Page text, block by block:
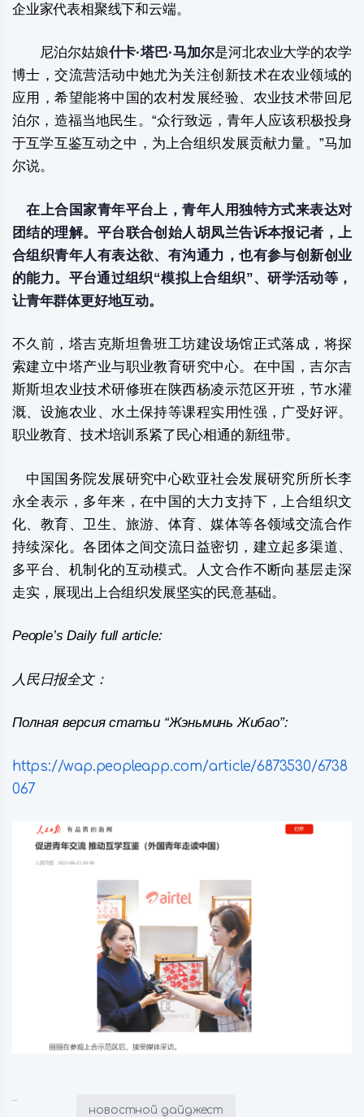
企业家代表相聚线下和云端。
尼泊尔姑娘什卡·塔巴·马加尔是河北农业大学的农学
博士，交流营活动中她尤为关注创新技术在农业领域的
应用，希望能将中国的农村发展经验、农业技术带回尼
泊尔，造福当地民生。“众行致远，青年人应该积极投身
于互学互鉴互动之中，为上合组织发展贡献力量。”马加
尔说。
在上合国家青年平台上，青年人用独特方式来表达对
团结的理解。平台联合创始人胡凤兰告诉本报记者，上
合组织青年人有表达欲、有沟通力，也有参与创新创业
的能力。平台通过组织“模拟上合组织”、研学活动等，
让青年群体更好地互动。
不久前，塔吉克斯坦鲁班工坊建设场馆正式落成，将探
索建立中塔产业与职业教育研究中心。在中国，吉尔吉
斯斯坦农业技术研修班在陕西杨凌示范区开班，节水灌
溉、设施农业、水土保持等课程实用性强，广受好评。
职业教育、技术培训系紧了民心相通的新纽带。
中国国务院发展研究中心欧亚社会发展研究所所长李
永全表示，多年来，在中国的大力支持下，上合组织文
化、教育、卫生、旅游、体育、媒体等各领域交流合作
持续深化。各团体之间交流日益密切，建立起多渠道、
多平台、机制化的互动模式。人文合作不断向基层走深
走实，展现出上合组织发展坚实的民意基础。
People’s Daily full article:
人民日报全文：
Полная версия статьи “Жэньминь Жибао”:
https://wap.peopleapp.com/article/6873530/6738
067
новостной дайджест